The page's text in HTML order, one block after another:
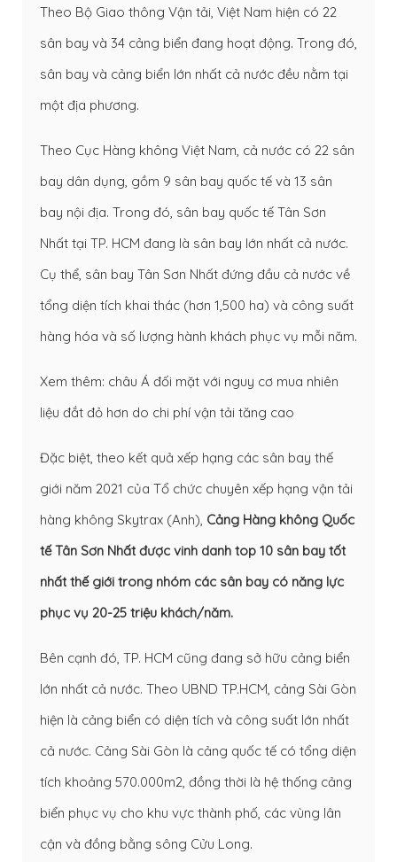
Theo Bộ Giao thông Vận tải, Việt Nam hiện có 22
sân bay và 34 cảng biển đang hoạt động. Trong đó,
sân bay và cảng biển lớn nhất cả nước đều nằm tại
một địa phương.
Theo Cục Hàng không Việt Nam, cả nước có 22 sân
bay dân dụng, gồm 9 sân bay quốc tế và 13 sân
bay nội địa. Trong đó, sân bay quốc tế Tân Sơn
Nhất tại TP. HCM đang là sân bay lớn nhất cả nước.
Cụ thể, sân bay Tân Sơn Nhất đứng đầu cả nước về
tổng diện tích khai thác (hơn 1,500 ha) và công suất
hàng hóa và số lượng hành khách phục vụ mỗi năm.
Xem thêm: châu Á đối mặt với nguy cơ mua nhiên
liệu đắt đỏ hơn do chi phí vận tải tăng cao
Đặc biệt, theo kết quả xếp hạng các sân bay thế
giới năm 2021 của Tổ chức chuyên xếp hạng vận tải
hàng không Skytrax (Anh), Cảng Hàng không Quốc
tế Tân Sơn Nhất được vinh danh top 10 sân bay tốt
nhất thế giới trong nhóm các sân bay có năng lực
phục vụ 20-25 triệu khách/năm.
Bên cạnh đó, TP. HCM cũng đang sở hữu cảng biển
lớn nhất cả nước. Theo UBND TP.HCM, cảng Sài Gòn
hiện là cảng biển có diện tích và công suất lớn nhất
cả nước. Cảng Sài Gòn là cảng quốc tế có tổng diện
tích khoảng 570.000m2, đồng thời là hệ thống cảng
biển phục vụ cho khu vực thành phố, các vùng lân
cận và đồng bằng sông Cửu Long.